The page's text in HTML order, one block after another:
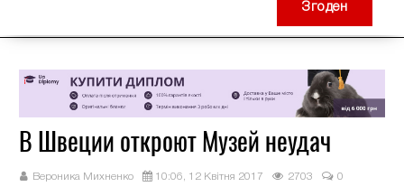
В Швеции откроют Музей неудач
Вероника Михненко 10:06, 12 Квітня 2017 2703 0
Згоден